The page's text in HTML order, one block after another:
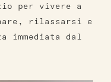
per vivere a
rilassarsi e
immediata dal